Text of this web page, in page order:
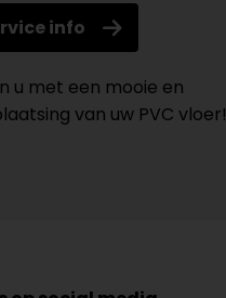
info
u met een mooie en
van uw PVC vloer!